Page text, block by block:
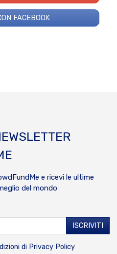
FACEBOOK
e ricevi le ultime
del mondo
di Privacy Policy